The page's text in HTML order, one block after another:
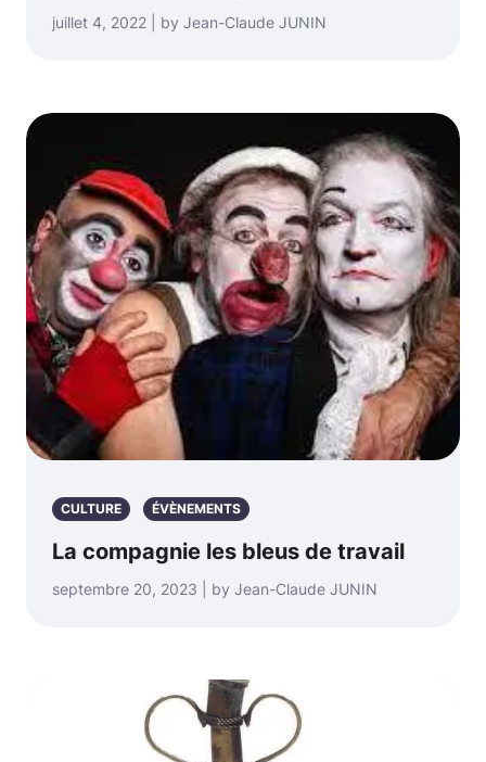
juillet 4, 2022 | by Jean-Claude JUNIN
CULTURE ÉVÈNEMENTS
La compagnie les bleus de travail
septembre 20, 2023 | by Jean-Claude JUNIN